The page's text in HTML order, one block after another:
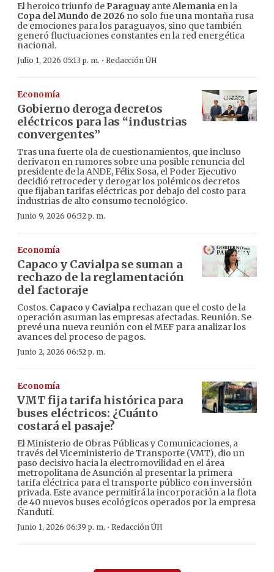
El heroico triunfo de Paraguay anteAlemania en la
Copa del Mundo de 2026 no solo fue una montaña rusa
de emociones para los paraguayos, sino que también
generó fluctuaciones constantes en la red energética
nacional.
Julio 1, 2026 05:13 p. m. · Redacción ÚH
Economía
Gobierno deroga decretos
eléctricos para las “industrias
convergentes”
Tras una fuerte ola de cuestionamientos, que incluso
derivaron en rumores sobre una posible renuncia del
presidente de la ANDE, Félix Sosa, el Poder Ejecutivo
decidió retroceder y derogar los polémicos decretos
que fijaban tarifas eléctricas por debajo del costo para
industrias de alto consumo tecnológico.
Junio 9, 2026 06:32 p. m.
Economía
Capaco y Cavialpa se suman a
rechazo de la reglamentación
del factoraje
Costos. Capaco y Cavialpa rechazan que el costo de la
operación asuman las empresas afectadas. Reunión. Se
prevé una nueva reunión con el MEF para analizar los
avances del proceso de pagos.
Junio 2, 2026 06:52 p. m.
Economía
VMT fija tarifa histórica para
buses eléctricos: ¿Cuánto
costará el pasaje?
El Ministerio de Obras Públicas y Comunicaciones, a
través del Viceministerio de Transporte (VMT), dio un
paso decisivo hacia la electromovilidad en el área
metropolitana de Asunción al presentar la primera
tarifa eléctrica para el transporte público con inversión
privada. Este avance permitirá la incorporación a la flota
de 40 nuevos buses ecológicos operados por la empresa
Ñandutí.
Junio 1, 2026 06:39 p. m. · Redacción ÚH